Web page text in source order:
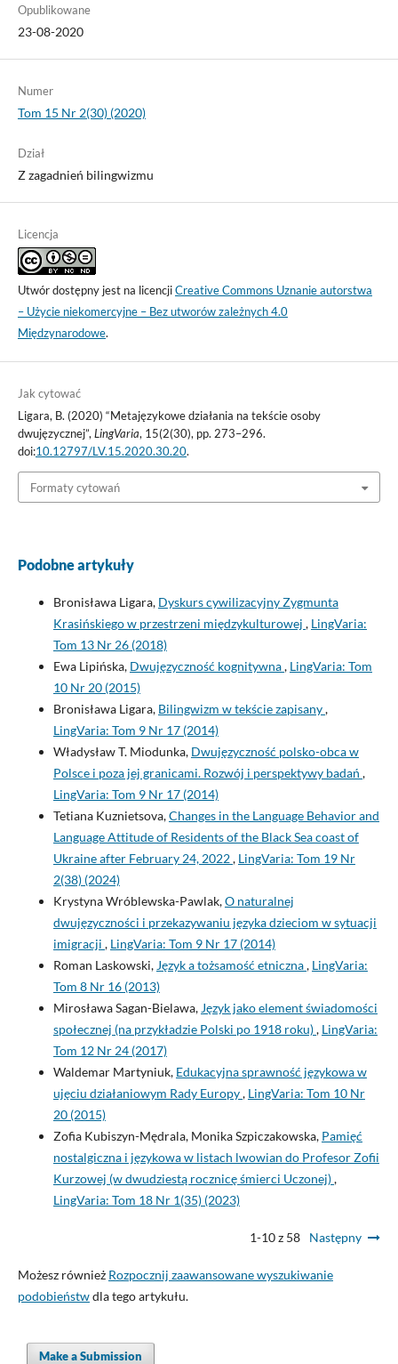
Opublikowane
23-08-2020
Numer
Tom 15 Nr 2(30) (2020)
Dział
Z zagadnień bilingwizmu
Licencja
Utwór dostępny jest na licencjiCreative Commons Uznanie autorstwa
– Użycie niekomercyjne – Bez utworów zależnych 4.0
Międzynarodowe.
Jak cytować
Ligara, B. (2020) “Metajęzykowe działania na tekście osoby
dwujęzycznej”,LingVaria, 15(2(30), pp. 273–296.
doi:10.12797/LV.15.2020.30.20.
Formaty cytowań
Podobne artykuły
Bronisława Ligara, Dyskurs cywilizacyjny Zygmunta
Krasińskiego w przestrzeni międzykulturowej , LingVaria:
Tom 13 Nr 26 (2018)
Ewa Lipińska, Dwujęzyczność kognitywna, LingVaria: Tom
10 Nr 20 (2015)
Bronisława Ligara, Bilingwizm w tekście zapisany,
LingVaria: Tom 9 Nr 17 (2014)
Władysław T. Miodunka, Dwujęzyczność polsko-obca w
Polsce i poza jej granicami. Rozwój i perspektywy badań ,
LingVaria: Tom 9 Nr 17 (2014)
Tetiana Kuznietsova,Changes in the Language Behavior and
Language Attitude of Residents of the Black Sea coast of
Ukraine after February 24, 2022, LingVaria: Tom 19 Nr
2(38) (2024)
Krystyna Wróblewska-Pawlak,O naturalnej
dwujęzyczności i przekazywaniu języka dzieciom w sytuacji
imigracji , LingVaria: Tom 9 Nr 17 (2014)
Roman Laskowski, Język a tożsamość etniczna, LingVaria:
Tom 8 Nr 16 (2013)
Mirosława Sagan-Bielawa, Język jako element świadomości
społecznej (na przykładzie Polski po 1918 roku), LingVaria:
Tom 12 Nr 24 (2017)
Waldemar Martyniuk, Edukacyjna sprawność językowa w
ujęciu działaniowym Rady Europy, LingVaria: Tom 10 Nr
20 (2015)
Zofia Kubiszyn-Mędrala, Monika Szpiczakowska, Pamięć
nostalgiczna i językowa w listach lwowian do Profesor Zofii
Kurzowej (w dwudziestą rocznicę śmierci Uczonej),
LingVaria: Tom 18 Nr 1(35) (2023)
1-10 z 58 Następny
Możesz również Rozpocznij zaawansowane wyszukiwanie
podobieństwdla tego artykułu.
Make a Submission